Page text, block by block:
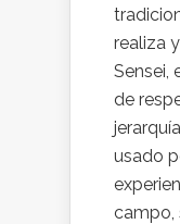
realiza
Sensei,
de
usado
campo,